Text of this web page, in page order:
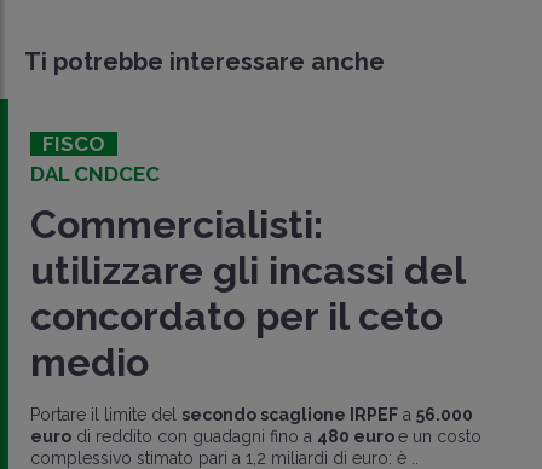
Ti potrebbe interessare anche
FISCO
DAL CNDCEC
Commercialisti:
utilizzare gli incassi del
concordato per il ceto
medio
Portare il limite del secondo scaglione IRPEF a 56.000
euro di reddito con guadagni fino a 480 euroe un costo
complessivo stimato pari a 1,2 miliardi di euro: è ..